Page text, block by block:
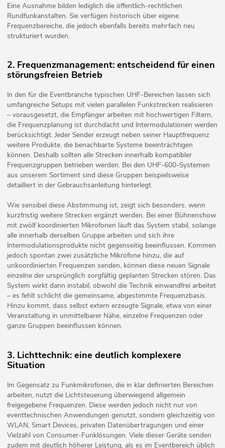
Eine Ausnahme bilden lediglich die öffentlich-rechtlichen
Rundfunkanstalten. Sie verfügen historisch über eigene
Frequenzbereiche, die jedoch ebenfalls bereits mehrfach neu
strukturiert wurden.
2. Frequenzmanagement: entscheidend für einen
störungsfreien Betrieb
In den für die Eventbranche typischen UHF-Bereichen lassen sich
umfangreiche Setups mit vielen parallelen Funkstrecken realisieren
– vorausgesetzt, die Empfänger arbeiten mit hochwertigen Filtern,
die Frequenzplanung ist durchdacht und Intermodulationen werden
berücksichtigt. Jeder Sender erzeugt neben seiner Hauptfrequenz
weitere Produkte, die benachbarte Systeme beeinträchtigen
können. Deshalb sollten alle Strecken innerhalb kompatibler
Frequenzgruppen betrieben werden. Bei den UHF-600-Systemen
aus unserem Sortiment sind diese Gruppen beispielsweise
detailliert in der Gebrauchsanleitung hinterlegt.
Wie sensibel diese Abstimmung ist, zeigt sich besonders, wenn
kurzfristig weitere Strecken ergänzt werden. Bei einer Bühnenshow
mit zwölf koordinierten Mikrofonen läuft das System stabil, solange
alle innerhalb derselben Gruppe arbeiten und sich ihre
Intermodulationsprodukte nicht gegenseitig beeinflussen. Kommen
jedoch spontan zwei zusätzliche Mikrofone hinzu, die auf
unkoordinierten Frequenzen senden, können diese neuen Signale
einzelne der ursprünglich sorgfältig geplanten Strecken stören. Das
System wirkt dann instabil, obwohl die Technik einwandfrei arbeitet
– es fehlt schlicht die gemeinsame, abgestimmte Frequenzbasis.
Hinzu kommt, dass selbst extern erzeugte Signale, etwa von einer
Veranstaltung in unmittelbarer Nähe, einzelne Frequenzen oder
ganze Gruppen beeinflussen können.
3. Lichttechnik: eine deutlich komplexere
Situation
Im Gegensatz zu Funkmikrofonen, die in klar definierten Bereichen
arbeiten, nutzt die Lichtsteuerung überwiegend allgemein
freigegebene Frequenzen. Diese werden jedoch nicht nur von
eventtechnischen Anwendungen genutzt, sondern gleichzeitig von
WLAN, Smart Devices, privaten Datenübertragungen und einer
Vielzahl von Consumer-Funklösungen. Viele dieser Geräte senden
zudem mit deutlich höherer Leistung, als es im Eventbereich üblich